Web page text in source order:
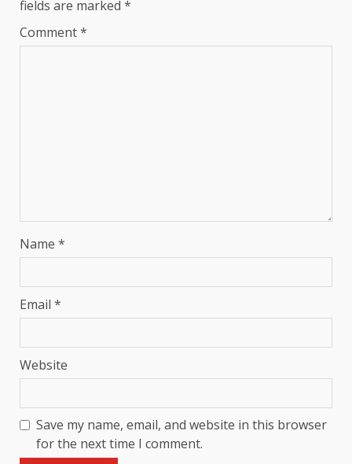
fields are marked *
Comment*
Name *
Email *
Website
Save my name, email, and website in this browser
for the next time I comment.